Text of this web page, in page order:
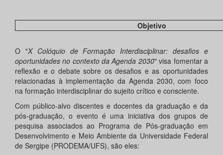
Objetivo
O "X Colóquio de Formação Interdisciplinar: desafios e
oportunidades no contexto da Agenda 2030" visa fomentar a
reflexão e o debate sobre os desafios e as oportunidades
relacionadas à implementação da Agenda 2030, com foco
na formação interdisciplinar do sujeito crítico e consciente.
Com público-alvo discentes e docentes da graduação e da
pós-graduação, o evento é uma iniciativa dos grupos de
pesquisa associados ao Programa de Pós-graduação em
Desenvolvimento e Meio Ambiente da Universidade Federal
de Sergipe (PRODEMA/UFS), são eles: